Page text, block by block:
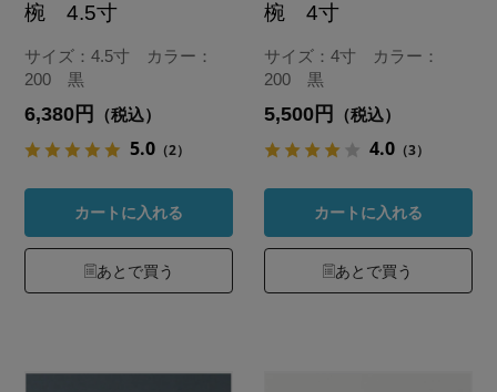
椀 4.5寸
サイズ：4.5寸 カラー：
200 黒
6,380円 （税込）
5.0 （2）
カートに入れる
あとで買う
椀 4寸
サイズ：4寸 カラー：
200 黒
5,500円 （税込）
4.0 （3）
カートに入れる
あとで買う